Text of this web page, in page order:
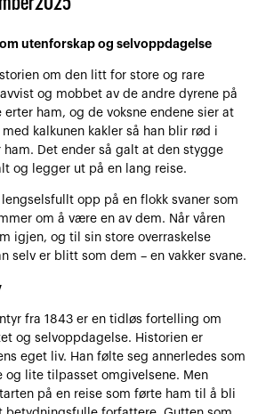
utenforskap og selvoppdagelse
om den litt for store og rare
og mobbet av de andre dyrene på
erter ham, og de voksne endene sier at
kalkunen kakler så han blir rød i
ham. Det ender så galt at den stygge
og legger ut på en lang reise.
lengselsfullt opp på en flokk svaner som
om å være en av dem. Når våren
igjen, og til sin store overraskelse
selv er blitt som dem – en vakker svane.
fra 1843 er en tidløs fortelling om
og selvoppdagelse. Historien er
eget liv. Han følte seg annerledes som
og lite tilpasset omgivelsene. Men
på en reise som førte ham til å bli